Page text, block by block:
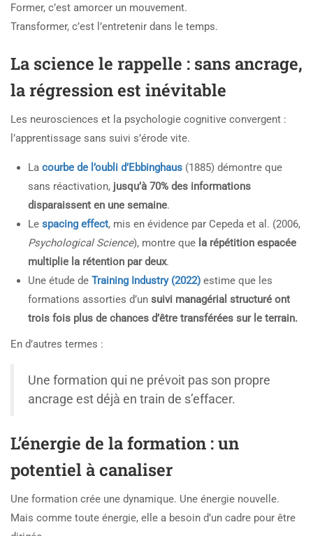
Former, c’est amorcer un mouvement.
Transformer, c’est l’entretenir dans le temps.
La science le rappelle : sans ancrage,
la régression est inévitable
Les neurosciences et la psychologie cognitive convergent :
l’apprentissage sans suivi s’érode vite.
La courbe de l’oubli d’Ebbinghaus (1885) démontre que
sans réactivation, jusqu’à 70% des informations
disparaissent en une semaine.
Le spacing effect, mis en évidence par Cepeda et al. (2006,
Psychological Science), montre que la répétition espacée
multiplie la rétention par deux.
Une étude de Training Industry (2022) estime que les
formations assorties d’un suivi managérial structuré ont
trois fois plus de chances d’être transférées sur le terrain.
En d’autres termes :
Une formation qui ne prévoit pas son propre
ancrage est déjà en train de s’effacer.
L’énergie de la formation : un
potentiel à canaliser
Une formation crée une dynamique. Une énergie nouvelle.
Mais comme toute énergie, elle a besoin d’un cadre pour être